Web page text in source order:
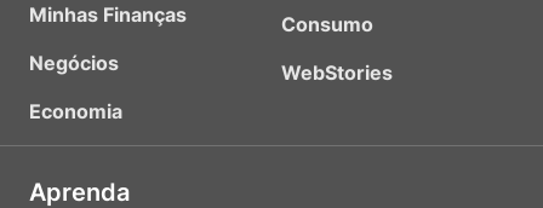
Minhas Finanças
Negócios
Economia
Consumo
WebStories
Aprenda